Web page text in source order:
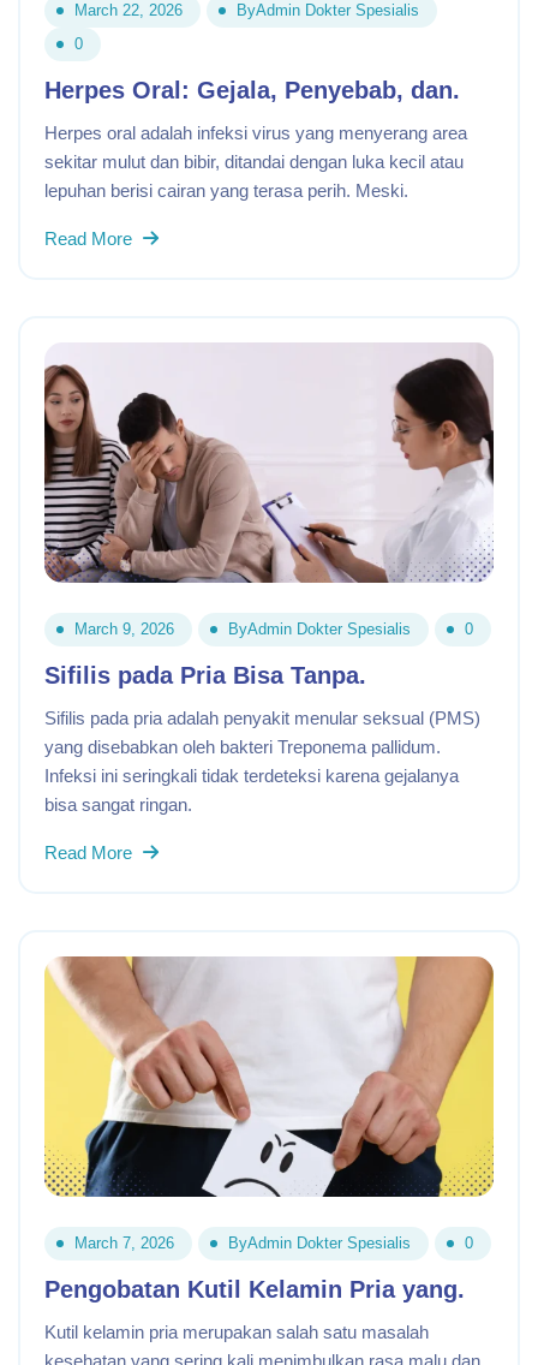
March 22, 2026 ByAdmin Dokter Spesialis
0
Herpes Oral: Gejala, Penyebab, dan.
Herpes oral adalah infeksi virus yang menyerang area
sekitar mulut dan bibir, ditandai dengan luka kecil atau
lepuhan berisi cairan yang terasa perih. Meski.
Read More
March 9, 2026 ByAdmin Dokter Spesialis 0
Sifilis pada Pria Bisa Tanpa.
Sifilis pada pria adalah penyakit menular seksual (PMS)
yang disebabkan oleh bakteri Treponema pallidum.
Infeksi ini seringkali tidak terdeteksi karena gejalanya
bisa sangat ringan.
Read More
March 7, 2026 ByAdmin Dokter Spesialis 0
Pengobatan Kutil Kelamin Pria yang.
Kutil kelamin pria merupakan salah satu masalah
kesehatan yang sering kali menimbulkan rasa malu dan